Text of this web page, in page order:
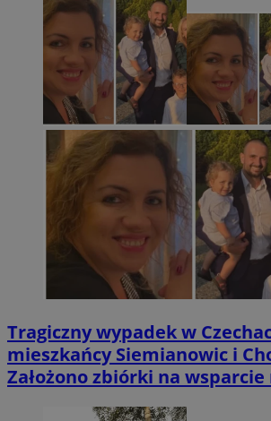
Tragiczny wypadek w
mieszkańcy Siemianowic i
Założono zbiórki na